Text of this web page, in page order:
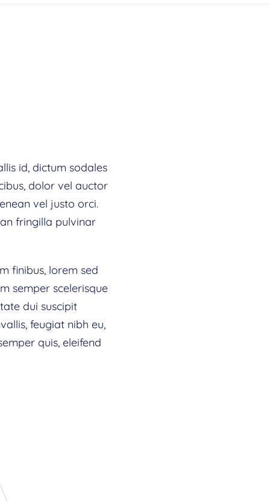
id, dictum sodales
dolor vel auctor
vel justo orci.
fringilla pulvinar
finibus, lorem sed
semper scelerisque
dui suscipit
feugiat nibh eu,
quis, eleifend